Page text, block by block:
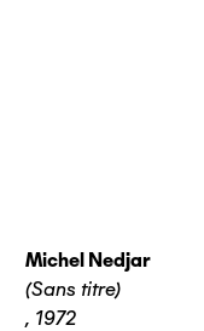
Michel Nedjar
(Sans titre)
, 1972